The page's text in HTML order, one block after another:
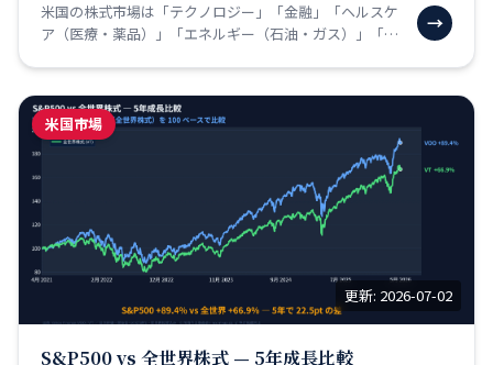
米国の株式市場は「テクノロジー」「金融」「ヘルスケ
ア（医療・薬品）」「エネルギー（石油・ガス）」「生
→
米国市場
更新: 2026-07-02
S&P500 vs 全世界株式 — 5年成長比較